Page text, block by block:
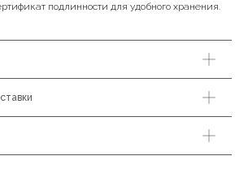
подлинности для удобного хранения.